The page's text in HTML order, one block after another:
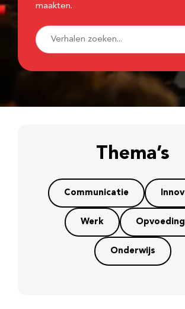
maakten.
Thema’s
Communicatie
Werk Opvoeding
Onderwijs